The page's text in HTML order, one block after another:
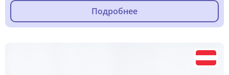
Подробнее